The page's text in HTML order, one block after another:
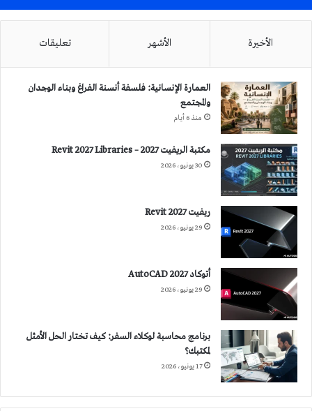
الأخيرة الأشهر تعليقات
العمارة الإنسانية: فلسفة أنسنة الفراغ وبناء الوجدان
والمجتمع
منذ 6 أيام
مكتبة الريفيت 2027 – Revit 2027 Libraries
30 يونيو، 2026
ريفيت 2027 Revit
29 يونيو، 2026
أتوكاد 2027 AutoCAD
29 يونيو، 2026
برنامج محاسبة لوكلاء السفر: كيف تختار الحل الأمثل
لمكتبك؟
17 يونيو، 2026